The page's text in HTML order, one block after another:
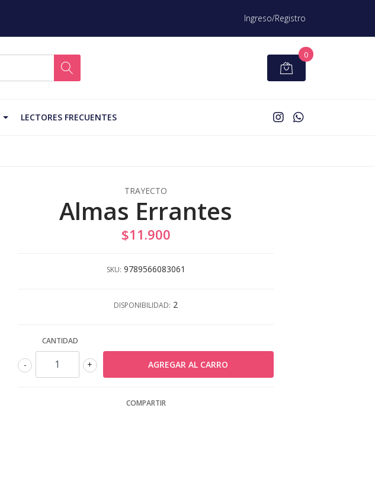
Ingreso/Registro
0
LECTORES FRECUENTES
TRAYECTO
Almas Errantes
$11.900
SKU: 9789566083061
DISPONIBILIDAD: 2
CANTIDAD
+
-
COMPARTIR